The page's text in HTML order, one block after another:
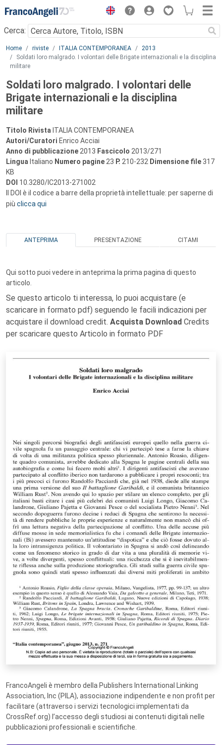
Menu
Cerca:
Main content
Home riviste ITALIA CONTEMPORANEA
2013
Soldati loro malgrado. I volontari delle Brigate internazionali e la disciplina
militare
Soldati loro malgrado. I volontari delle
Brigate internazionali e la disciplina
militare
Titolo Rivista ITALIA CONTEMPORANEA
Autori/Curatori Enrico Acciai
Anno di pubblicazione 2013 Fascicolo 2013/271
Lingua Italiano Numero pagine 23 P. 210-232 Dimensione file 317
KB
DOI 10.3280/IC2013-271002
Il DOI è il codice a barre della proprietà intellettuale: per saperne di
più clicca qui
ANTEPRIMA PRESENTAZIONE CITAMI
Qui sotto puoi vedere in anteprima la prima pagina di questo
articolo.
Se questo articolo ti interessa, lo puoi acquistare (e
scaricare in formato pdf) seguendo le facili indicazioni per
acquistare il download credit. Acquista Download Credits
per scaricare questo Articolo in formato PDF
FrancoAngeli è membro della Publishers International Linking
Association, Inc (PILA), associazione indipendente e non profit per
facilitare (attraverso i servizi tecnologici implementati da
CrossRef.org) l’accesso degli studiosi ai contenuti digitali nelle
pubblicazioni professionali e scientifiche.